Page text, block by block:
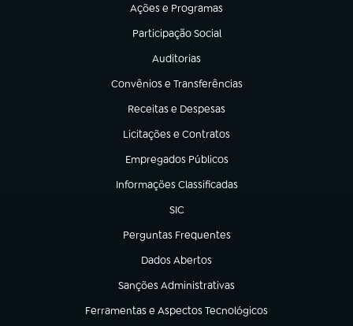
Ações e Programas
(abre em nova aba)
Participação Social
(abre em nova aba)
Auditorias
(abre em nova aba)
Convênios e Transferências
(abre em nova aba)
Receitas e Despesas
(abre em nova aba)
Licitações e Contratos
(abre em nova aba)
Empregados Públicos
(abre em nova aba)
Informações Classificadas
(abre em nova aba)
SIC
(abre em nova aba)
Perguntas Frequentes
(abre em nova aba)
Dados Abertos
(abre em nova aba)
Sanções Administrativas
(abre em nova aba)
Ferramentas e Aspectos Tecnológicos
(abre em nova aba)